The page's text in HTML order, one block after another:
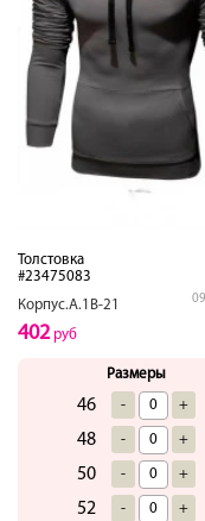
Толстовка
#23475083
Корпус.А.1В-21
402руб
Размеры
46 - +
48 - +
50 - +
52 - +